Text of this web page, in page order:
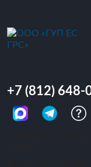
+7 (812) 648-